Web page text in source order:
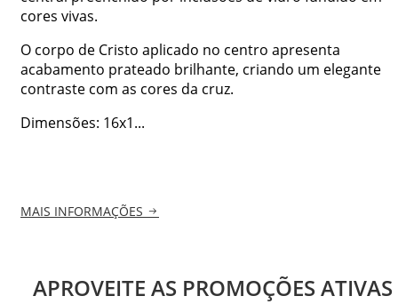
cores vivas.
O corpo de Cristo aplicado no centro apresenta
acabamento prateado brilhante, criando um elegante
contraste com as cores da cruz.
Dimensões: 16x1...
MAIS INFORMAÇÕES
APROVEITE AS PROMOÇÕES ATIVAS